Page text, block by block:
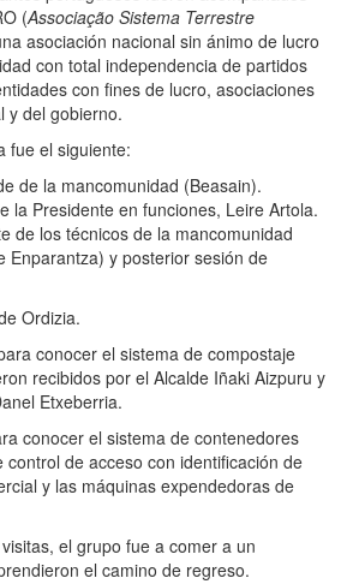
(Associação Sistema Terrestre
asociación nacional sin ánimo de lucro
con total independencia de partidos
con fines de lucro, asociaciones
y del gobierno.
fue el siguiente:
de la mancomunidad (Beasain).
la Presidente en funciones, Leire Artola.
de los técnicos de la mancomunidad
Enparantza) y posterior sesión de
Ordizia.
conocer el sistema de compostaje
recibidos por el Alcalde Iñaki Aizpuru y
Etxeberria.
conocer el sistema de contenedores
control de acceso con identificación de
y las máquinas expendedoras de
el grupo fue a comer a un
el camino de regreso.